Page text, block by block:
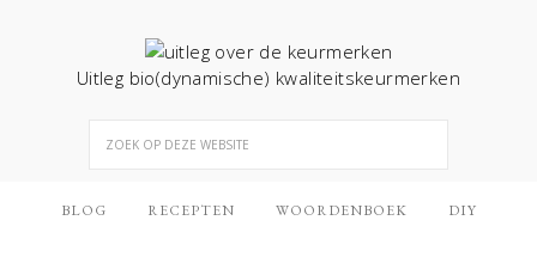
Uitleg bio(dynamische) kwaliteitskeurmerken
BLOG RECEPTEN WOORDENBOEK DIY